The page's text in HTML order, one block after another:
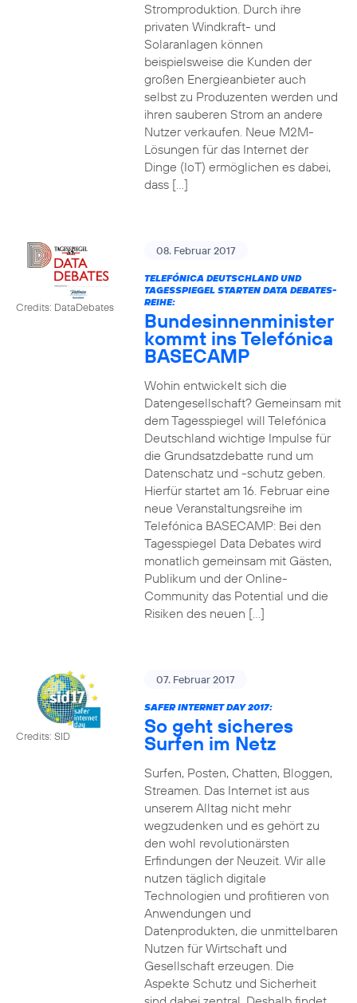
Stromproduktion. Durch ihre
privaten Windkraft- und
Solaranlagen können
beispielsweise die Kunden der
großen Energieanbieter auch
selbst zu Produzenten werden und
ihren sauberen Strom an andere
Nutzer verkaufen. Neue M2M-
Lösungen für das Internet der
Dinge (IoT) ermöglichen es dabei,
dass […]
Credits: DataDebates
08. Februar 2017
TELEFÓNICA DEUTSCHLAND UND
TAGESSPIEGEL STARTEN DATA DEBATES-
REIHE:
Bundesinnenminister
kommt ins Telefónica
BASECAMP
Wohin entwickelt sich die
Datengesellschaft? Gemeinsam mit
dem Tagesspiegel will Telefónica
Deutschland wichtige Impulse für
die Grundsatzdebatte rund um
Datenschatz und -schutz geben.
Hierfür startet am 16. Februar eine
neue Veranstaltungsreihe im
Telefónica BASECAMP: Bei den
Tagesspiegel Data Debates wird
monatlich gemeinsam mit Gästen,
Publikum und der Online-
Community das Potential und die
Risiken des neuen […]
Credits: SID
07. Februar 2017
SAFER INTERNET DAY 2017:
So geht sicheres
Surfen im Netz
Surfen, Posten, Chatten, Bloggen,
Streamen. Das Internet ist aus
unserem Alltag nicht mehr
wegzudenken und es gehört zu
den wohl revolutionärsten
Erfindungen der Neuzeit. Wir alle
nutzen täglich digitale
Technologien und profitieren von
Anwendungen und
Datenprodukten, die unmittelbaren
Nutzen für Wirtschaft und
Gesellschaft erzeugen. Die
Aspekte Schutz und Sicherheit